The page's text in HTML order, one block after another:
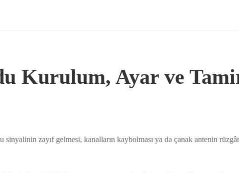
Kurulum, Ayar ve
zayıf gelmesi, kanalların kaybolması ya da çanak antenin